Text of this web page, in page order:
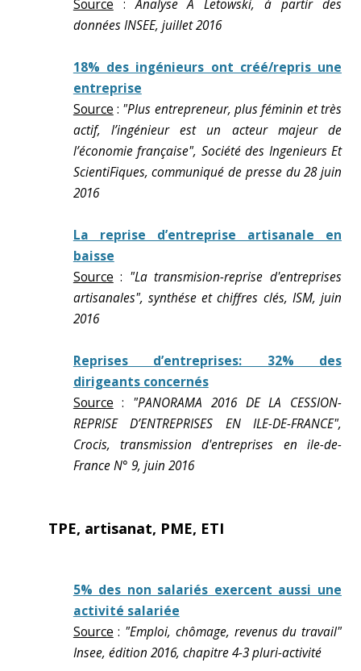
Source :Analyse A Letowski, à partir des
données INSEE, juillet 2016
18% des ingénieurs ont créé/repris une
entreprise
Source : "Plus entrepreneur, plus féminin et très
actif, l’ingénieur est un acteur majeur de
l’économie française", Société des Ingenieurs Et
ScientiFiques, communiqué de presse du 28 juin
2016
La reprise d’entreprise artisanale en
baisse
Source : "La transmision-reprise d'entreprises
artisanales", synthése et chiffres clés, ISM, juin
2016
Reprises d’entreprises: 32% des
dirigeants concernés
Source : "PANORAMA 2016 DE LA CESSION-
REPRISE D’ENTREPRISES EN ILE-DE-FRANCE",
Crocis, transmission d'entreprises en ile-de-
France N° 9, juin 2016
TPE, artisanat, PME, ETI
5% des non salariés exercent aussi une
activité salariée
Source : "Emploi, chômage, revenus du travail"
Insee, édition 2016, chapitre 4-3 pluri-activité